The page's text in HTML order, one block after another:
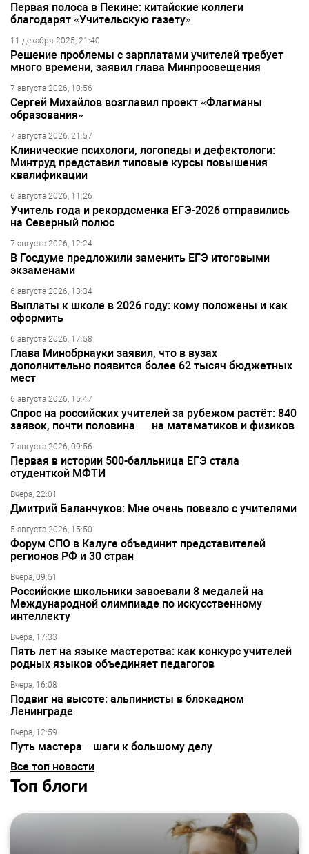
Первая полоса в Пекине: китайские коллеги
благодарят «Учительскую газету»
11 декабря 2025, 21:40
Решение проблемы с зарплатами учителей требует
много времени, заявил глава Минпросвещения
7 августа 2026, 10:56
Сергей Михайлов возглавил проект «Флагманы
образования»
7 августа 2026, 21:57
Клинические психологи, логопеды и дефектологи:
Минтруд представил типовые курсы повышения
квалификации
6 августа 2026, 11:26
Учитель года и рекордсменка ЕГЭ-2026 отправились
на Северный полюс
7 августа 2026, 12:24
В Госдуме предложили заменить ЕГЭ итоговыми
экзаменами
6 августа 2026, 13:34
Выплаты к школе в 2026 году: кому положены и как
оформить
6 августа 2026, 17:58
Глава Минобрнауки заявил, что в вузах
дополнительно появится более 62 тысяч бюджетных
мест
6 августа 2026, 15:47
Спрос на российских учителей за рубежом растёт: 840
заявок, почти половина — на математиков и физиков
7 августа 2026, 09:56
Первая в истории 500-балльница ЕГЭ стала
студенткой МФТИ
Вчера, 22:01
Дмитрий Баланчуков: Мне очень повезло с учителями
5 августа 2026, 15:50
Форум СПО в Калуге объединит представителей
регионов РФ и 30 стран
Вчера, 09:51
Российские школьники завоевали 8 медалей на
Международной олимпиаде по искусственному
интеллекту
Вчера, 17:33
Пять лет на языке мастерства: как конкурс учителей
родных языков объединяет педагогов
Вчера, 16:08
Подвиг на высоте: альпинисты в блокадном
Ленинграде
Вчера, 12:59
Путь мастера – шаги к большому делу
Все топ новости
Топ блоги